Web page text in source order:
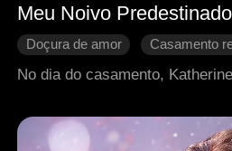
Meu Noivo Predestinado
Doçura de amor
Casamento